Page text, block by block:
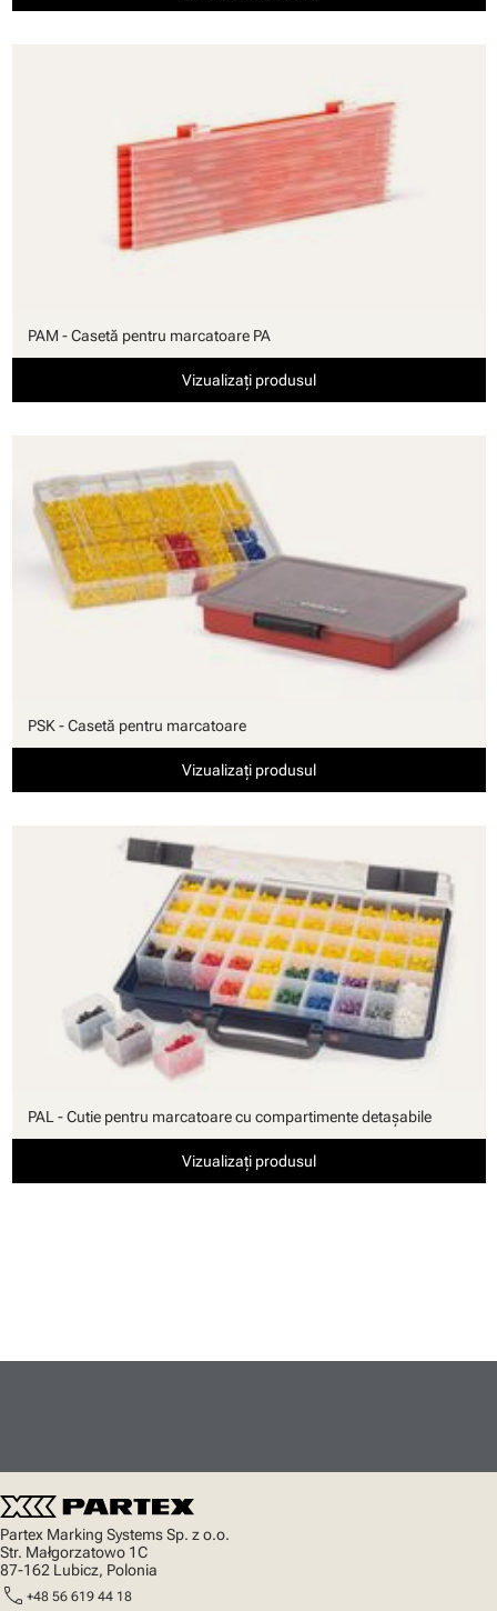
PAM - Casetă pentru marcatoare PA
Vizualizați produsul
PSK - Casetă pentru marcatoare
Vizualizați produsul
PAL - Cutie pentru marcatoare cu compartimente detaşabile
Vizualizați produsul
Partex Marking Systems Sp. z o.o.
Str. Małgorzatowo 1C
87-162 Lubicz, Polonia
call +48 56 619 44 18